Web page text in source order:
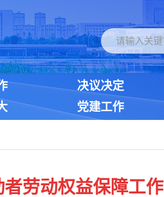
决议决定
党建工作
劳动权益保障工作